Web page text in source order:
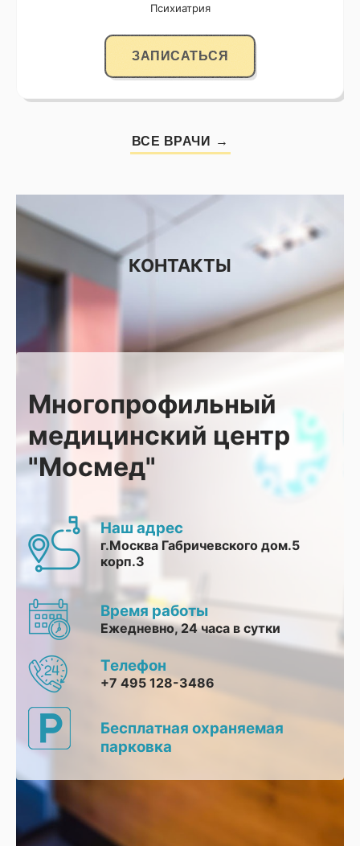
Психиатрия
ЗАПИСАТЬСЯ
ВСЕ ВРАЧИ
КОНТАКТЫ
Многопрофильный
медицинский центр
"Мосмед"
Наш адрес
г.Москва Габричевского дом.5
корп.3
Время работы
Ежедневно, 24 часа в сутки
Телефон
+7 495 128-3486
Бесплатная охраняемая
парковка